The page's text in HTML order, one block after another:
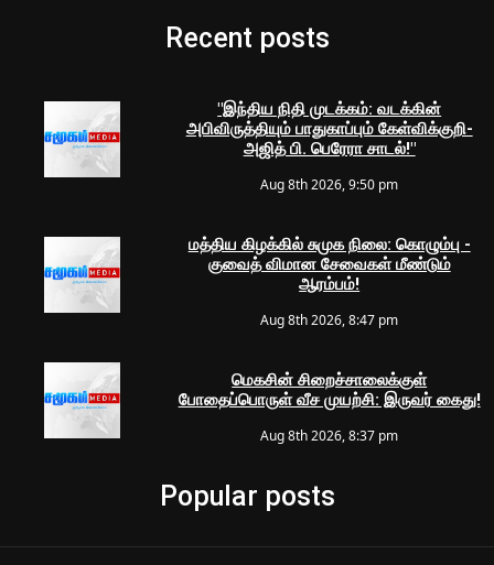
Recent posts
"இந்திய நிதி முடக்கம்: வடக்கின்
அபிவிருத்தியும் பாதுகாப்பும் கேள்விக்குறி-
அஜித் பி. பெரேரா சாடல்!"
Aug 8th 2026, 9:50 pm
மத்திய கிழக்கில் சுமுக நிலை: கொழும்பு -
குவைத் விமான சேவைகள் மீண்டும்
ஆரம்பம்!
Aug 8th 2026, 8:47 pm
மெகசின் சிறைச்சாலைக்குள்
போதைப்பொருள் வீச முயற்சி: இருவர் கைது!
Aug 8th 2026, 8:37 pm
Popular posts